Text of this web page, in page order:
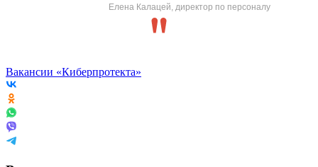
Елена Калацей, директор по персоналу
Вакансии «Киберпротекта»